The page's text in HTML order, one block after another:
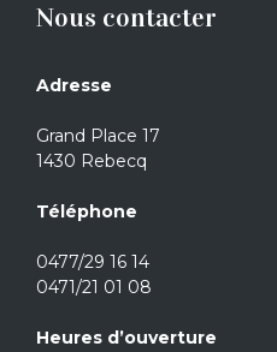
Nous contacter
Adresse
Grand Place 17
1430 Rebecq
Téléphone
0477/29 16 14
0471/21 01 08
Heures d’ouverture